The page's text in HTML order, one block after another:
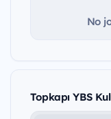
No
Topkapı YBS